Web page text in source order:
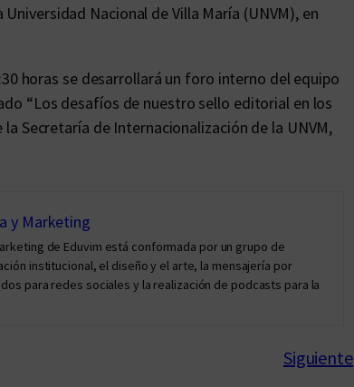
Nacional de Villa María (UNVM), en
horas se desarrollará un foro interno del equipo
“Los desafíos de nuestro sello editorial en los
Secretaría de Internacionalización de la UNVM,
y Marketing
de Eduvim está conformada por un grupo de
institucional, el diseño y el arte, la mensajería por
para redes sociales y la realización de podcasts para la
Siguiente